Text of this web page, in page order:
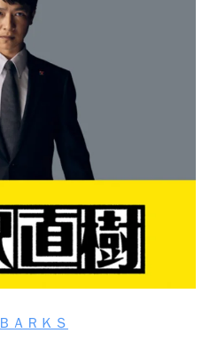
ＢＡＲＫＳ